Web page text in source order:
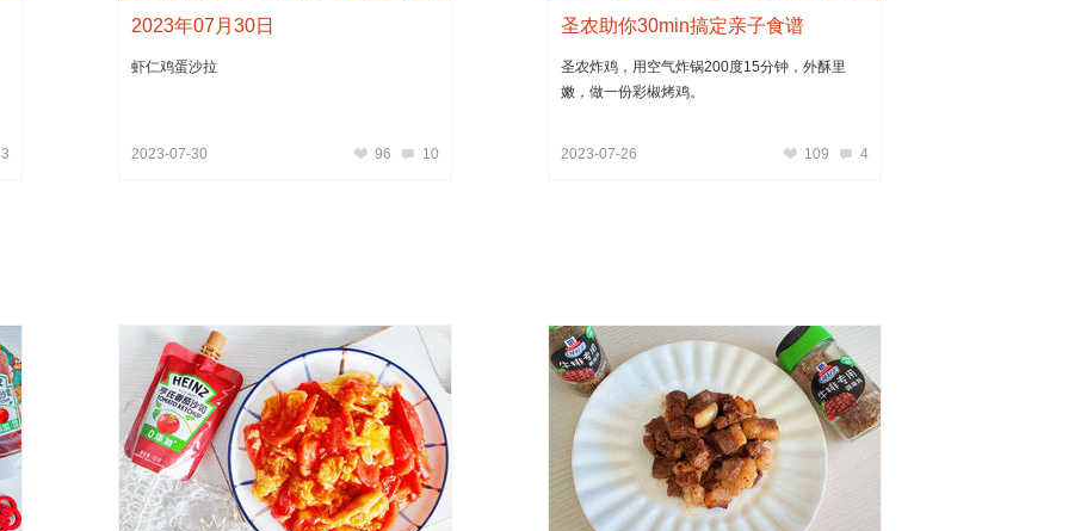
3
2023年07月30日
虾仁鸡蛋沙拉
2023-07-30 96 10
圣农助你30min搞定亲子食谱
圣农炸鸡，用空气炸锅200度15分钟，外酥里
嫩，做一份彩椒烤鸡。
2023-07-26 109 4